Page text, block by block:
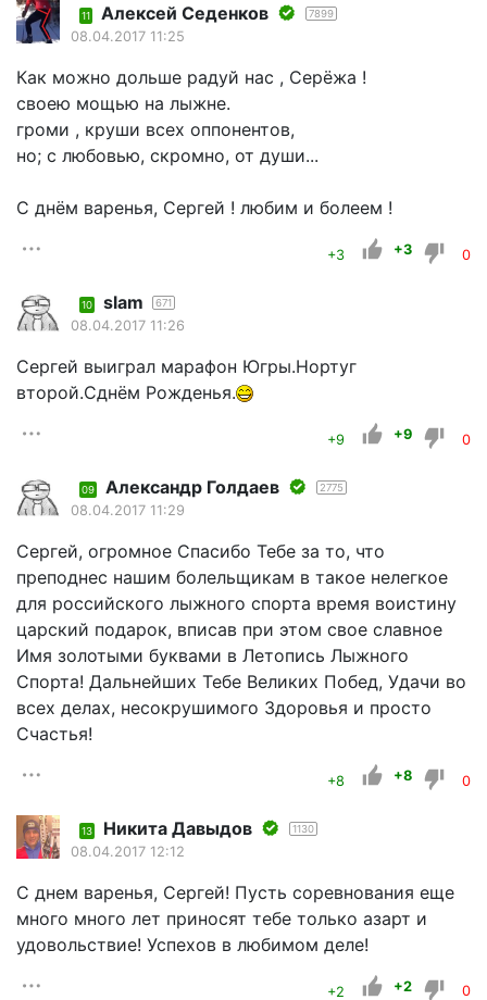
11 Алексей Седенков 7899
08.04.2017 11:25
Как можно дольше радуй нас , Серёжа !
своею мощью на лыжне.
громи , круши всех оппонентов,
но; с любовью, скромно, от души...
С днём варенья, Сергей ! любим и болеем !
+3 +3 0
10 slam 671
08.04.2017 11:26
Сергей выиграл марафон Югры.Нортуг
второй.Сднём Рожденья.
+9 +9 0
09 Александр Голдаев 2775
08.04.2017 11:29
Сергей, огромное Спасибо Тебе за то, что
преподнес нашим болельщикам в такое нелегкое
для российского лыжного спорта время воистину
царский подарок, вписав при этом свое славное
Имя золотыми буквами в Летопись Лыжного
Спорта! Дальнейших Тебе Великих Побед, Удачи во
всех делах, несокрушимого Здоровья и просто
Счастья!
+8 +8 0
13 Никита Давыдов 1130
08.04.2017 12:12
С днем варенья, Сергей! Пусть соревнования еще
много много лет приносят тебе только азарт и
удовольствие! Успехов в любимом деле!
+2 +2 0